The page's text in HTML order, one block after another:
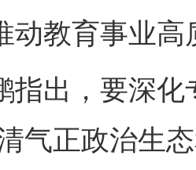
动教育事业高
出，要深化
气正政治生